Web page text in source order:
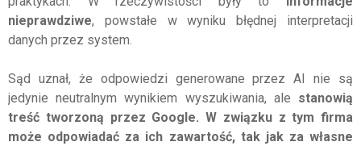
nieprawdziwe, powstałe w wyniku błędnej interpretacji
danych przez system.
Sąd uznał, że odpowiedzi generowane przez AI nie są
jedynie neutralnym wynikiem wyszukiwania, ale stanowią
treść tworzoną przez Google. W związku z tym firma
może odpowiadać za ich zawartość, tak jak za własne